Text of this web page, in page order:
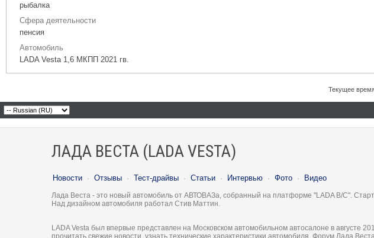
рыбалка
Сфера деятельности
пенсия
Автомобиль
LADA Vesta 1,6 МКПП 2021 гв.
Текущее
ЛАДА ВЕСТА (LADA VESTA)
Новости · Отзывы · Тест-драйвы · Статьи · Интервью · Фото · Видео
Лада Веста - это новый автомобиль от АВТОВАЗа, собранный на платформе "LADA B/C".
Над дизайном автомобиля работал Стив Маттин.
LADA Vesta был впервые представлен на Московском автомобильном автосалоне в августе
прочитать свежие новости, узнать технические характеристики автомобиля. Форум Лада